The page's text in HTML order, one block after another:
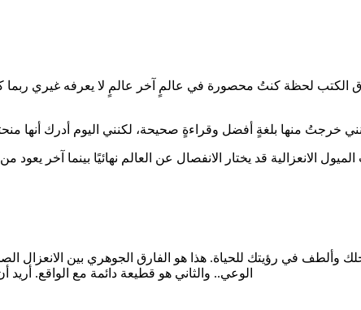
الكتب لحظة كنتُ محصورة في عالمٍ آخر عالمٍ لا يعرفه غيري
في رؤيتك للحياة. هذا هو الفارق الجوهري بين الانعزال
الوعي.. والثاني هو قطيعة دائمة مع الواقع.